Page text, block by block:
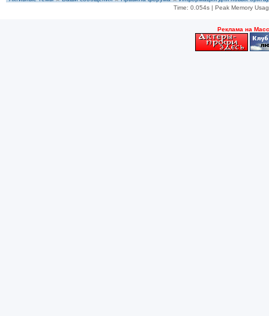
Time: 0.054s| Peak Memory
Рeклама на